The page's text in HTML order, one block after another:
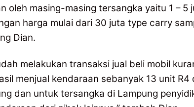
oleh masing-masing tersangka yaitu 1 – 5
harga mulai dari 30 juta type carry
Dian.
melakukan transaksi jual beli mobil
menjual kendaraan sebanyak 13 unit
dan untuk tersangka di Lampung